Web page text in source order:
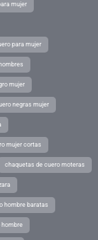
mujer
para mujer
mujer
negras mujer
mujer cortas
chaquetas de cuero moteras
hombre baratas
hombre